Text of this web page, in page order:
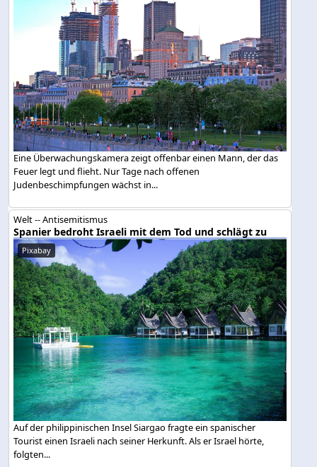
Eine Überwachungskamera zeigt offenbar einen Mann, der das
Feuer legt und flieht. Nur Tage nach offenen
Judenbeschimpfungen wächst in...
Welt -- Antisemitismus
Spanier bedroht Israeli mit dem Tod und schlägt zu
Pixabay
Auf der philippinischen Insel Siargao fragte ein spanischer
Tourist einen Israeli nach seiner Herkunft. Als er Israel hörte,
folgten...